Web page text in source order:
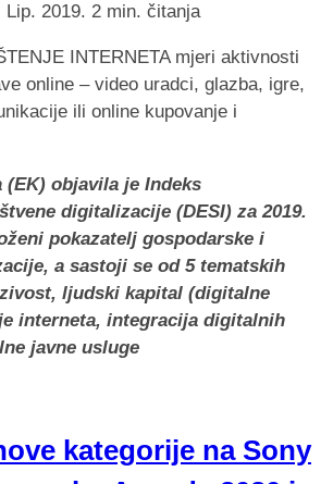
Lip. 2019. 2 min. čitanja
objavila je Indeks
digitalizacije (DESI) za 2019.
pokazatelj gospodarske i
a sastoji se od 5 tematskih
ljudski kapital (digitalne
interneta, integracija digitalnih
javne usluge
kategorije na Sony